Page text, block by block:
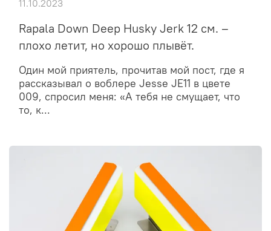
Rapala Down Deep Husky Jerk 12 см. –
плохо летит, но хорошо плывёт.
Один мой приятель, прочитав мой пост, где я
рассказывал о воблере Jesse JE11 в цвете
009, спросил меня: «А тебя не смущает, что
то, к...
11.10.2023